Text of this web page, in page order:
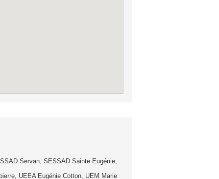
Servan, SESSAD Sainte Eugénie,
UEEA Eugénie Cotton, UEM Marie